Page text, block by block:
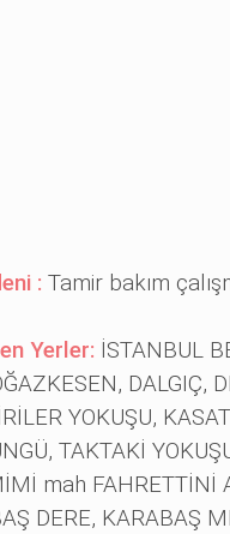
: Tamir bakım
Yerler: İSTANBUL
DALGIÇ,
YOKUŞU,
TAKTAKİ
mah FAHRETTİNİ
DERE, KARABAŞ